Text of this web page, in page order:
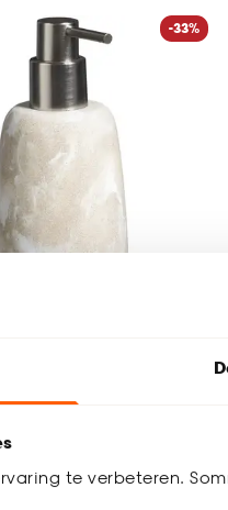
te verbeteren.
-33%
Marmer
(0)